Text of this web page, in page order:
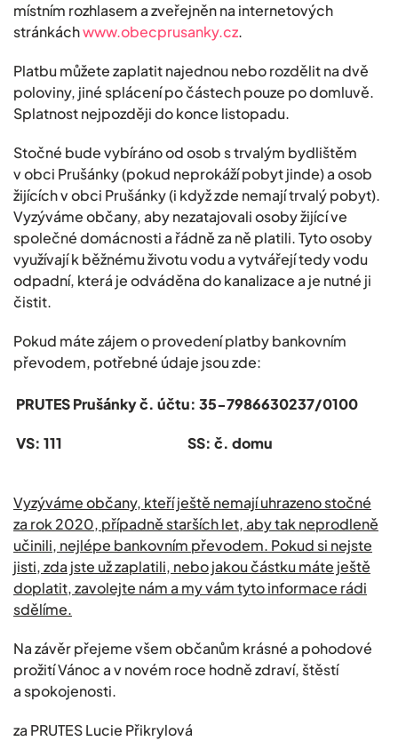
místním rozhlasem a zveřejněn na internetových
stránkáchwww.obecprusanky.cz.
Platbu můžete zaplatit najednou nebo rozdělit na dvě
poloviny, jiné splácení po částech pouze po domluvě.
Splatnost nejpozději do konce listopadu.
Stočné bude vybíráno od osob s trvalým bydlištěm
v obci Prušánky (pokud neprokáží pobyt jinde) a osob
žijících v obci Prušánky (i když zde nemají trvalý pobyt).
Vyzýváme občany, aby nezatajovali osoby žijící ve
společné domácnosti a řádně za ně platili. Tyto osoby
využívají k běžnému životu vodu a vytvářejí tedy vodu
odpadní, která je odváděna do kanalizace a je nutné ji
čistit.
Pokud máte zájem o provedení platby bankovním
převodem, potřebné údaje jsou zde:
PRUTES Prušánky č. účtu: 35-7986630237/0100
VS: 111 SS: č. domu
Vyzýváme občany, kteří ještě nemají uhrazeno stočné
za rok 2020, případně starších let, aby tak neprodleně
učinili, nejlépe bankovním převodem. Pokud si nejste
jisti, zda jste už zaplatili, nebo jakou částku máte ještě
doplatit, zavolejte nám a my vám tyto informace rádi
sdělíme.
Na závěr přejeme všem občanům krásné a pohodové
prožití Vánoc a v novém roce hodně zdraví, štěstí
a spokojenosti.
za PRUTES Lucie Přikrylová